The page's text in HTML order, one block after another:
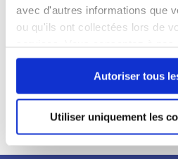
avec d'autres informations que
ou qu'ils ont collectées lors de
continuez à utiliser notre site
Autoriser tous
Utiliser uniquement les
de